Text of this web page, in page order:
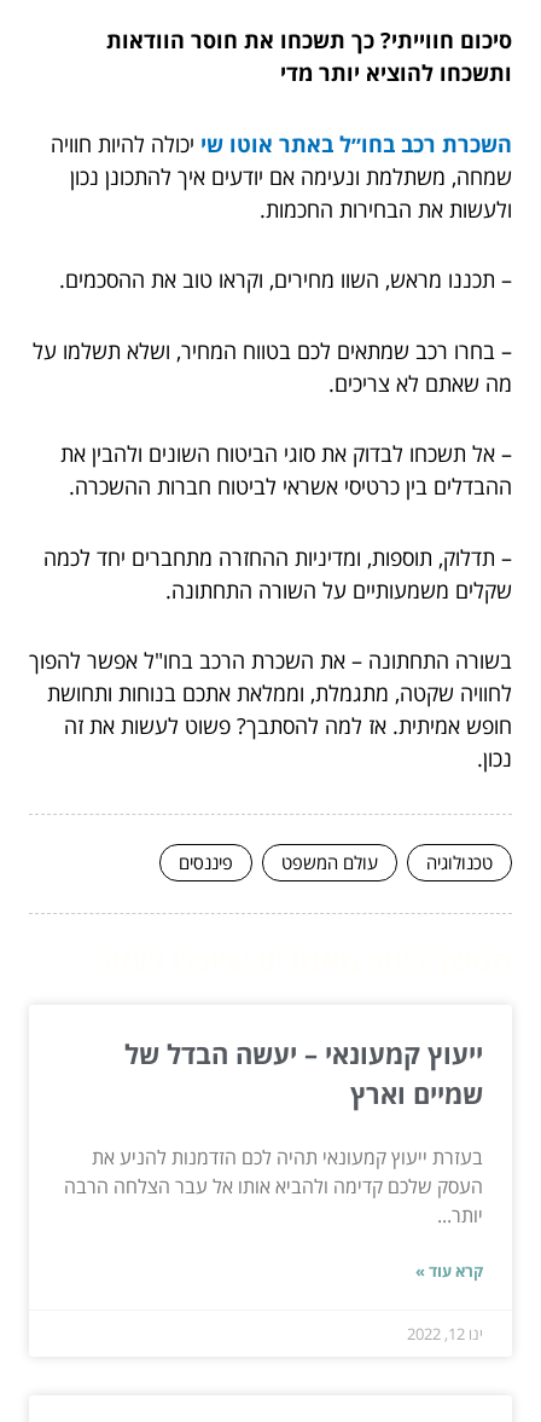
סיכום חווייתי? כך תשכחו את חוסר הוודאות
ותשכחו להוציא יותר מדי
השכרת רכב בחו״ל באתר אוטו שי יכולה להיות חוויה
שמחה, משתלמת ונעימה אם יודעים איך להתכונן נכון
ולעשות את הבחירות החכמות.
– תכננו מראש, השוו מחירים, וקראו טוב את ההסכמים.
– בחרו רכב שמתאים לכם בטווח המחיר, ושלא תשלמו על
מה שאתם לא צריכים.
– אל תשכחו לבדוק את סוגי הביטוח השונים ולהבין את
ההבדלים בין כרטיסי אשראי לביטוח חברות ההשכרה.
– תדלוק, תוספות, ומדיניות ההחזרה מתחברים יחד לכמה
שקלים משמעותיים על השורה התחתונה.
בשורה התחתונה – את השכרת הרכב בחו"ל אפשר להפוך
לחוויה שקטה, מתגמלת, וממלאת אתכם בנוחות ותחושת
חופש אמיתית. אז למה להסתבך? פשוט לעשות את זה
נכון.
טכנולוגיה עולם המשפט פיננסים
ייעוץ קמעונאי – יעשה הבדל של
שמיים וארץ
בעזרת ייעוץ קמעונאי תהיה לכם הזדמנות להניע את
העסק שלכם קדימה ולהביא אותו אל עבר הצלחה הרבה
יותר...
קרא עוד »
ינו 12, 2022